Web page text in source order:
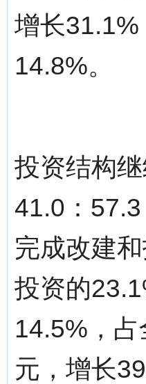
增长
14.8%。
投资结构
41.0：
完成改建
投资的
14.5%，
元，增长